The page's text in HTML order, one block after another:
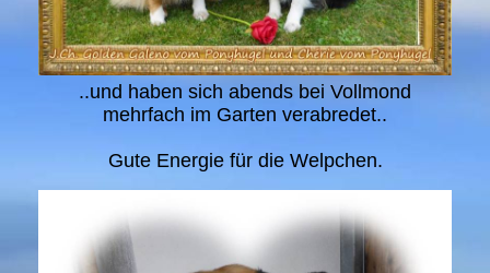
..und haben sich abends bei Vollmond
mehrfach im Garten verabredet..
Gute Energie für die Welpchen.